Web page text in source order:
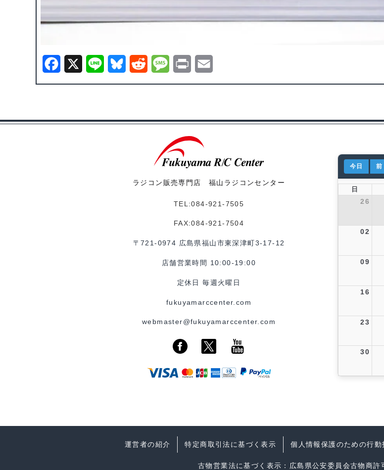
X B R M
g
P
t
ラジコン販売専門店 福山ラジコンセンター
TEL:084-921-7505
FAX:084-921-7504
〒721-0974 広島県福山市東深津町3-17-12
店舗営業時間 10:00-19:00
定休日 毎週火曜日
fukuyamarccenter.com
webmaster@fukuyamarccenter.com
今日 前
日
26
02
09
16
23
30
運営者の紹介 特定商取引法に基づく表示 個人情報保護のための行動
古物営業法に基づく表示：広島県公安委員会古物商